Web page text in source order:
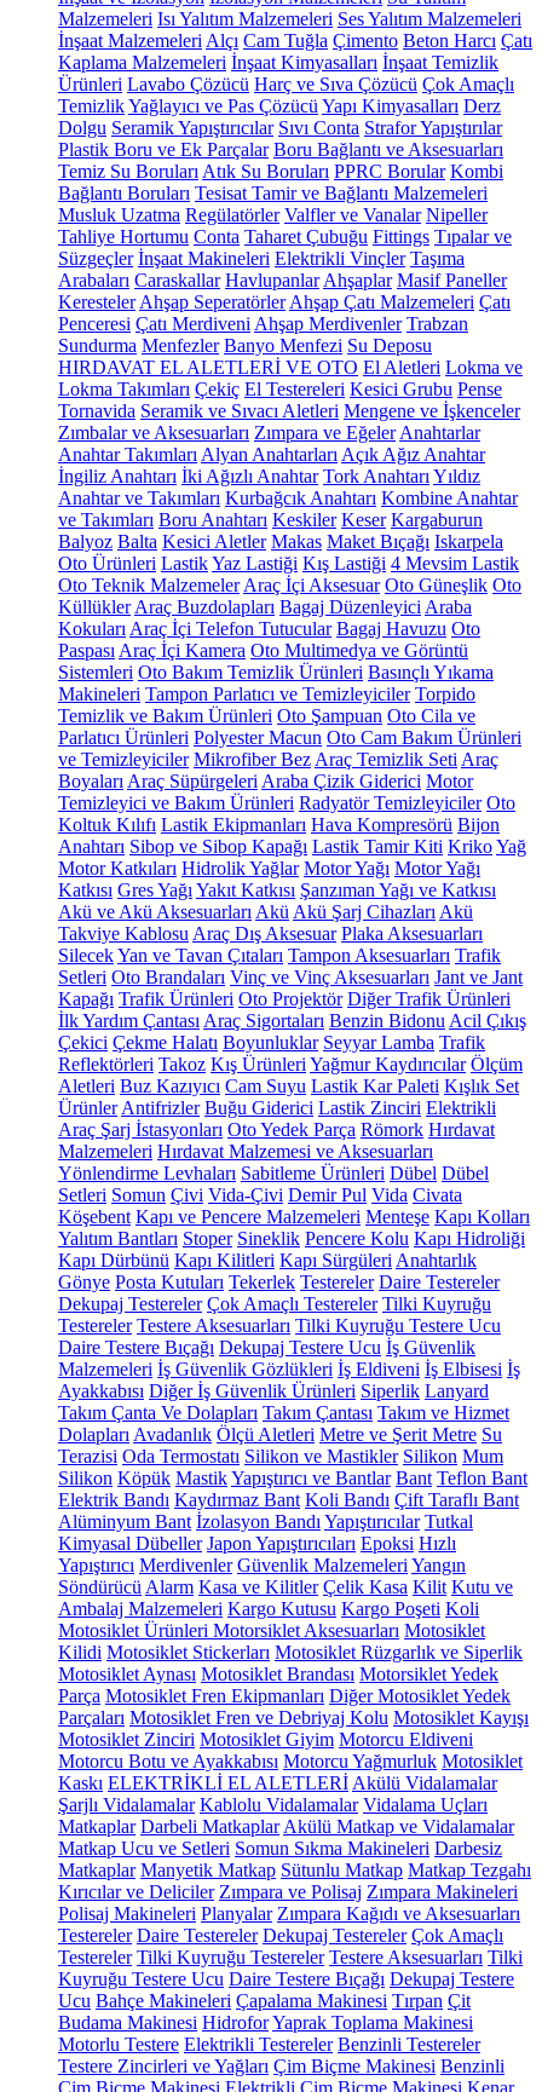
Malzemeleri Isı Yalıtım Malzemeleri Ses Yalıtım Malzemeleri
İnşaat Malzemeleri Alçı Cam Tuğla Çimento Beton Harcı Çatı
Kaplama Malzemeleri İnşaat Kimyasalları İnşaat Temizlik
Ürünleri Lavabo Çözücü Harç ve Sıva Çözücü Çok Amaçlı
TemizlikYağlayıcı ve Pas Çözücü Yapı Kimyasalları Derz
Dolgu Seramik Yapıştırıcılar Sıvı Conta Strafor Yapıştırılar
Plastik Boru ve Ek Parçalar Boru Bağlantı ve Aksesuarları
Temiz Su Boruları Atık Su Boruları PPRC Borular Kombi
Bağlantı Boruları Tesisat Tamir ve Bağlantı Malzemeleri
Musluk Uzatma Regülatörler Valfler ve Vanalar Nipeller
Tahliye Hortumu Conta Taharet Çubuğu Fittings Tıpalar ve
Süzgeçler İnşaat Makineleri Elektrikli Vinçler Taşıma
Arabaları Caraskallar Havlupanlar Ahşaplar Masif Paneller
Keresteler Ahşap Seperatörler Ahşap Çatı Malzemeleri Çatı
Penceresi Çatı Merdiveni Ahşap Merdivenler Trabzan
Sundurma Menfezler Banyo Menfezi Su Deposu
HIRDAVAT EL ALETLERİ VE OTO El Aletleri Lokma ve
Lokma Takımları Çekiç El Testereleri Kesici Grubu Pense
Tornavida Seramik ve Sıvacı Aletleri Mengene ve İşkenceler
Zımbalar ve Aksesuarları Zımpara ve Eğeler Anahtarlar
Anahtar Takımları Alyan Anahtarları Açık Ağız Anahtar
İngiliz Anahtarı İki Ağızlı Anahtar Tork Anahtarı Yıldız
Anahtar ve Takımları Kurbağcık Anahtarı Kombine Anahtar
ve Takımları Boru Anahtarı Keskiler Keser Kargaburun
Balyoz Balta Kesici Aletler Makas Maket Bıçağı Iskarpela
Oto Ürünleri LastikYaz Lastiği Kış Lastiği 4 Mevsim Lastik
Oto Teknik Malzemeler Araç İçi Aksesuar Oto Güneşlik Oto
Küllükler Araç Buzdolapları Bagaj Düzenleyici Araba
Kokuları Araç İçi Telefon Tutucular Bagaj Havuzu Oto
Paspası Araç İçi Kamera Oto Multimedya ve Görüntü
Sistemleri Oto Bakım Temizlik Ürünleri Basınçlı Yıkama
Makineleri Tampon Parlatıcı ve Temizleyiciler Torpido
Temizlik ve Bakım Ürünleri Oto Şampuan Oto Cila ve
Parlatıcı Ürünleri Polyester Macun Oto Cam Bakım Ürünleri
ve Temizleyiciler Mikrofiber Bez Araç Temizlik Seti Araç
Boyaları Araç Süpürgeleri Araba Çizik Giderici Motor
Temizleyici ve Bakım Ürünleri Radyatör Temizleyiciler Oto
Koltuk Kılıfı Lastik Ekipmanları Hava Kompresörü Bijon
Anahtarı Sibop ve Sibop Kapağı Lastik Tamir Kiti KrikoYağ
Motor Katkıları Hidrolik Yağlar Motor Yağı Motor Yağı
Katkısı Gres Yağı Yakıt Katkısı Şanzıman Yağı ve Katkısı
Akü ve Akü Aksesuarları Akü Akü Şarj Cihazları Akü
Takviye Kablosu Araç Dış Aksesuar Plaka Aksesuarları
SilecekYan ve Tavan Çıtaları Tampon Aksesuarları Trafik
Setleri Oto Brandaları Vinç ve Vinç Aksesuarları Jant ve Jant
Kapağı Trafik Ürünleri Oto Projektör Diğer Trafik Ürünleri
İlk Yardım Çantası Araç Sigortaları Benzin Bidonu Acil Çıkış
Çekici Çekme Halatı Boyunluklar Seyyar Lamba Trafik
Reflektörleri Takoz Kış Ürünleri Yağmur Kaydırıcılar Ölçüm
Aletleri Buz Kazıyıcı Cam Suyu Lastik Kar Paleti Kışlık Set
Ürünler Antifrizler Buğu Giderici Lastik Zinciri Elektrikli
Araç Şarj İstasyonları Oto Yedek Parça Römork Hırdavat
Malzemeleri Hırdavat Malzemesi ve Aksesuarları
Yönlendirme Levhaları Sabitleme Ürünleri Dübel Dübel
Setleri Somun Çivi Vida-Çivi Demir Pul Vida Civata
Köşebent Kapı ve Pencere Malzemeleri Menteşe Kapı Kolları
Yalıtım Bantları Stoper Sineklik Pencere Kolu Kapı Hidroliği
Kapı Dürbünü Kapı Kilitleri Kapı Sürgüleri Anahtarlık
Gönye Posta Kutuları Tekerlek Testereler Daire Testereler
Dekupaj Testereler Çok Amaçlı Testereler Tilki Kuyruğu
Testereler Testere Aksesuarları Tilki Kuyruğu Testere Ucu
Daire Testere Bıçağı Dekupaj Testere Ucu İş Güvenlik
Malzemeleri İş Güvenlik Gözlükleri İş Eldiveni İş Elbisesi İş
Ayakkabısı Diğer İş Güvenlik Ürünleri Siperlik Lanyard
Takım Çanta Ve Dolapları Takım Çantası Takım ve Hizmet
Dolapları Avadanlık Ölçü Aletleri Metre ve Şerit Metre Su
Terazisi Oda Termostatı Silikon ve Mastikler Silikon Mum
Silikon Köpük MastikYapıştırıcı ve Bantlar Bant Teflon Bant
Elektrik Bandı Kaydırmaz Bant Koli Bandı Çift Taraflı Bant
Alüminyum Bant İzolasyon Bandı Yapıştırıcılar Tutkal
Kimyasal Dübeller Japon Yapıştırıcıları Epoksi Hızlı
Yapıştırıcı Merdivenler Güvenlik Malzemeleri Yangın
Söndürücü Alarm Kasa ve Kilitler Çelik Kasa Kilit Kutu ve
Ambalaj Malzemeleri Kargo Kutusu Kargo Poşeti Koli
Motosiklet Ürünleri Motorsiklet Aksesuarları Motosiklet
Kilidi Motosiklet Stickerları Motosiklet Rüzgarlık ve Siperlik
Motosiklet Aynası Motosiklet Brandası Motorsiklet Yedek
Parça Motosiklet Fren Ekipmanları Diğer Motosiklet Yedek
Parçaları Motosiklet Fren ve Debriyaj Kolu Motosiklet Kayışı
Motosiklet Zinciri Motosiklet Giyim Motorcu Eldiveni
Motorcu Botu ve Ayakkabısı Motorcu Yağmurluk Motosiklet
Kaskı ELEKTRİKLİ EL ALETLERİ Akülü Vidalamalar
Şarjlı Vidalamalar Kablolu Vidalamalar Vidalama Uçları
Matkaplar Darbeli Matkaplar Akülü Matkap ve Vidalamalar
Matkap Ucu ve Setleri Somun Sıkma Makineleri Darbesiz
Matkaplar Manyetik Matkap Sütunlu Matkap Matkap Tezgahı
Kırıcılar ve Deliciler Zımpara ve Polisaj Zımpara Makineleri
Polisaj Makineleri Planyalar Zımpara Kağıdı ve Aksesuarları
Testereler Daire Testereler Dekupaj Testereler Çok Amaçlı
Testereler Tilki Kuyruğu Testereler Testere Aksesuarları Tilki
Kuyruğu Testere Ucu Daire Testere Bıçağı Dekupaj Testere
Ucu Bahçe Makineleri Çapalama Makinesi Tırpan Çit
Budama Makinesi HidroforYaprak Toplama Makinesi
Motorlu Testere Elektrikli Testereler Benzinli Testereler
Testere Zincirleri ve Yağları Çim Biçme Makinesi Benzinli
Çim Biçme Makinesi Elektrikli Çim Biçme Makinesi Kenar